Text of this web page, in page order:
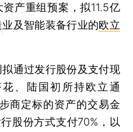
资产重组预案，拟11.5亿
及智能装备行业的欧立
通过发行股份及支付现
、陆国初所持欧立通
商定标的资产的交易金
股份方式支付70%，以